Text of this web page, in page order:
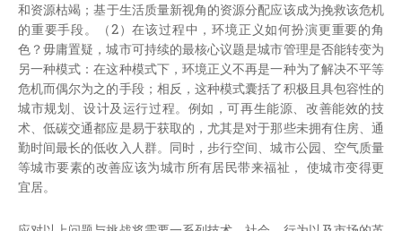
和资源枯竭；基于生活质量新视角的资源分配应该成为挽救该危机
的重要手段。（2）在该过程中，环境正义如何扮演更重要的角
色？毋庸置疑，城市可持续的最核心议题是城市管理是否能转变为
另一种模式：在这种模式下，环境正义不再是一种为了解决不平等
危机而偶尔为之的手段；相反，这种模式囊括了积极且具包容性的
城市规划、设计及运行过程。例如，可再生能源、改善能效的技
术、低碳交通都应是易于获取的，尤其是对于那些未拥有住房、通
勤时间最长的低收入人群。同时，步行空间、城市公园、空气质量
等城市要素的改善应该为城市所有居民带来福祉， 使城市变得更
宜居。